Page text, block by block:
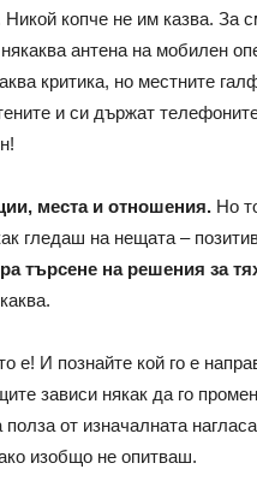
копче не им казва. За
антена на мобилен
критика, но местните
и си държат
места и отношения. Но
гледаш на нещата –
търсене на решения за
е! И познайте кой го е
зависи някак да го
от изначалната
изобщо не опитваш.